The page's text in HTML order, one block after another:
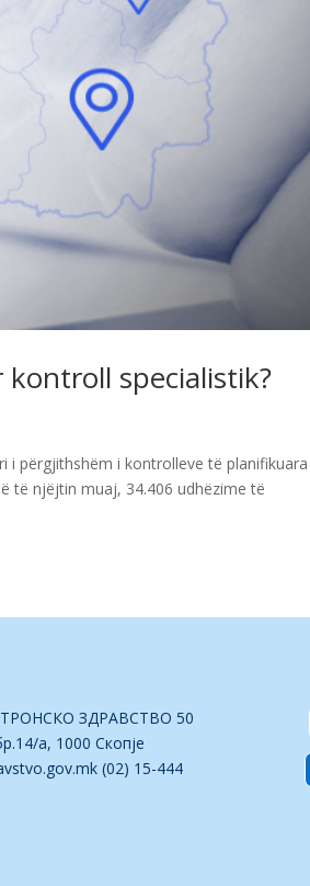
specialistik?
i përgjithshëm i kontrolleve të planifikuara
të njëjtin muaj, 34.406 udhëzime të
ЗДРАВСТВО 50
а, 1000 Скопје
(02) 15-444